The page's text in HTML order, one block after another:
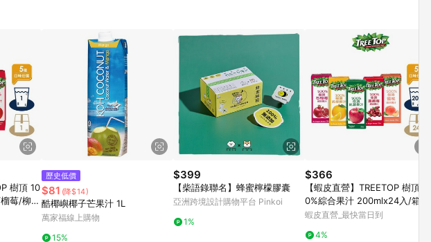
樹頂 10
莓/柳
汁
歷史低價
$81 (降$14)
酷椰嶼椰子芒果汁 1L
萬家福線上購物
15%
$399
【柴語錄聯名】蜂蜜檸檬膠囊
亞洲跨境設計購物平台 Pinkoi
1%
$366
【蝦皮直營】TREETOP 樹頂 10
0%綜合果汁 200mlx24入/箱 石
榴莓/蘋果汁/柳橙/蔓越莓/水蜜桃
蝦皮直營_最快當日到
4%